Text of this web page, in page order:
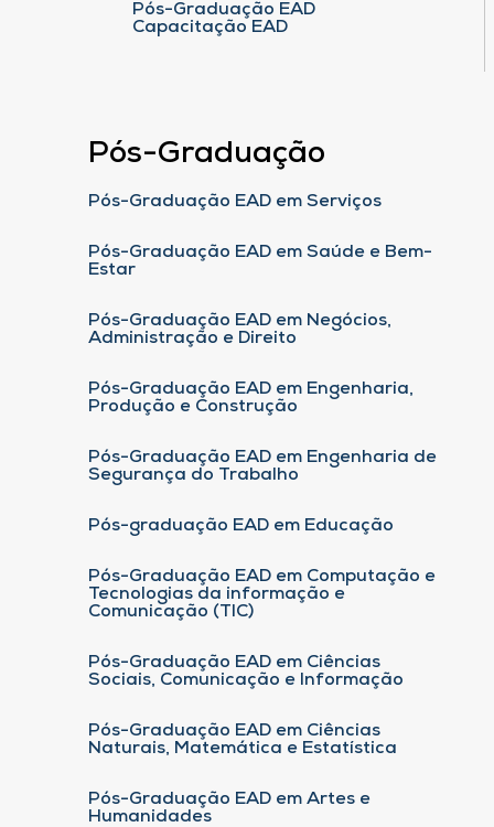
Pós-Graduação EAD
Capacitação EAD
Pós-Graduação
Pós-Graduação EAD em Serviços
Pós-Graduação EAD em Saúde e Bem-
Estar
Pós-Graduação EAD em Negócios,
Administração e Direito
Pós-Graduação EAD em Engenharia,
Produção e Construção
Pós-Graduação EAD em Engenharia de
Segurança do Trabalho
Pós-graduação EAD em Educação
Pós-Graduação EAD em Computação e
Tecnologias da informação e
Comunicação (TIC)
Pós-Graduação EAD em Ciências
Sociais, Comunicação e Informação
Pós-Graduação EAD em Ciências
Naturais, Matemática e Estatística
Pós-Graduação EAD em Artes e
Humanidades